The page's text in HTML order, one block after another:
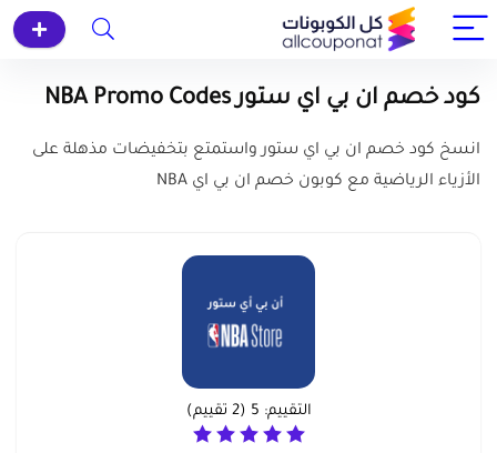
كود خصم ان بي اي ستور NBA Promo Codes
انسخ كود خصم ان بي اي ستور واستمتع بتخفيضات مذهلة على
الأزياء الرياضية مع كوبون خصم ان بي اي NBA
التقييم: 5
(
2 تقييم)